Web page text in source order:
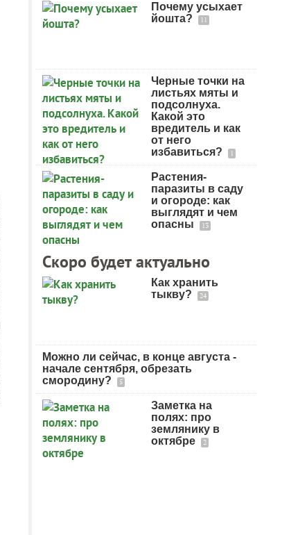
Почему усыхает
йошта?
11
Черные точки на
листьях мяты и
подсолнуха.
Какой это
вредитель и как
от него
избавиться?
1
Растения-
паразиты в саду
и огороде: как
выглядят и чем
опасны
13
Скоро будет актуально
Как хранить
тыкву?
24
Можно ли сейчас, в конце августа -
начале сентября, обрезать
смородину?
5
Заметка на
полях: про
землянику в
октябре
2